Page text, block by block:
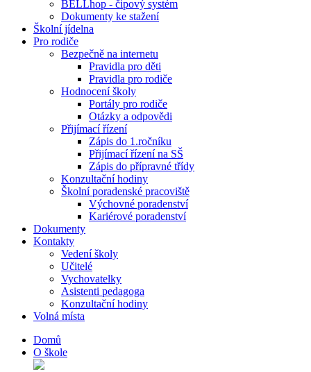
BELLhop - čipový systém
Dokumenty ke stažení
Školní jídelna
Pro rodiče
Bezpečně na internetu
Pravidla pro děti
Pravidla pro rodiče
Hodnocení školy
Portály pro rodiče
Otázky a odpovědi
Přijímací řízení
Zápis do 1.ročníku
Přijímací řízení na SŠ
Zápis do přípravné třídy
Konzultační hodiny
Školní poradenské pracoviště
Výchovné poradenství
Kariérové poradenství
Dokumenty
Kontakty
Vedení školy
Učitelé
Vychovatelky
Asistenti pedagoga
Konzultační hodiny
Volná místa
Domů
O škole